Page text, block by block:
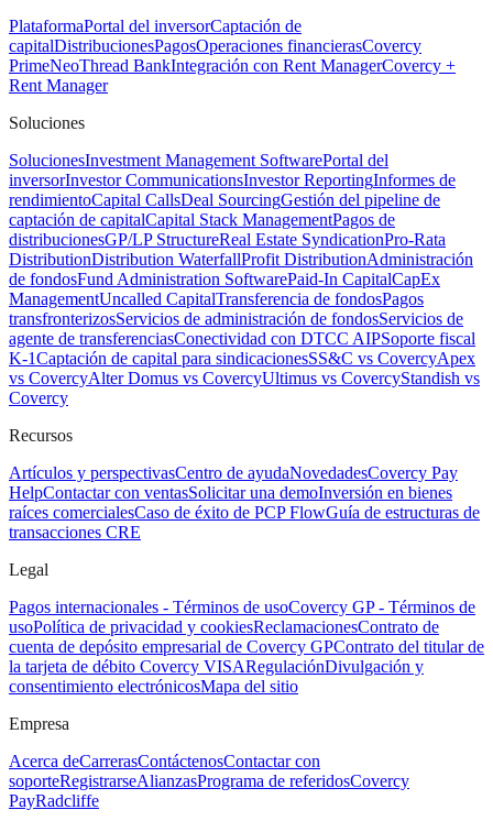
PlataformaPortal del inversorCaptación de
capitalDistribucionesPagosOperaciones financierasCovercy
PrimeNeoThread BankIntegración con Rent ManagerCovercy +
Rent Manager
Soluciones
SolucionesInvestment Management SoftwarePortal del
inversorInvestor CommunicationsInvestor ReportingInformes de
rendimientoCapital CallsDeal SourcingGestión del pipeline de
captación de capitalCapital Stack ManagementPagos de
distribucionesGP/LP StructureReal Estate SyndicationPro-Rata
DistributionDistribution WaterfallProfit DistributionAdministración
de fondosFund Administration SoftwarePaid-In CapitalCapEx
ManagementUncalled CapitalTransferencia de fondosPagos
transfronterizosServicios de administración de fondosServicios de
agente de transferenciasConectividad con DTCC AIPSoporte fiscal
K-1Captación de capital para sindicacionesSS&C vs CovercyApex
vs CovercyAlter Domus vs CovercyUltimus vs CovercyStandish vs
Covercy
Recursos
Artículos y perspectivasCentro de ayudaNovedadesCovercy Pay
HelpContactar con ventasSolicitar una demoInversión en bienes
raíces comercialesCaso de éxito de PCP FlowGuía de estructuras de
transacciones CRE
Legal
Pagos internacionales - Términos de usoCovercy GP - Términos de
usoPolítica de privacidad y cookiesReclamacionesContrato de
cuenta de depósito empresarial de Covercy GPContrato del titular de
la tarjeta de débito Covercy VISARegulaciónDivulgación y
consentimiento electrónicosMapa del sitio
Empresa
Acerca deCarrerasContáctenosContactar con
soporteRegistrarseAlianzasPrograma de referidosCovercy
PayRadcliffe